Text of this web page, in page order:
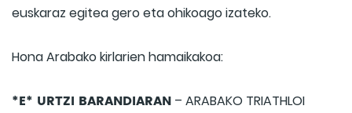
euskaraz egitea gero eta ohikoago izateko.
Hona Arabako kirlarien hamaikakoa:
*E* URTZI BARANDIARAN – ARABAKO TRIATHLOI